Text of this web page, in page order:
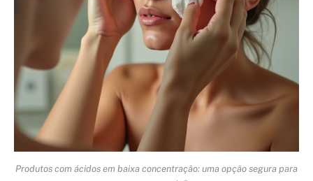
Produtos com ácidos em baixa concentração: uma opção segura para